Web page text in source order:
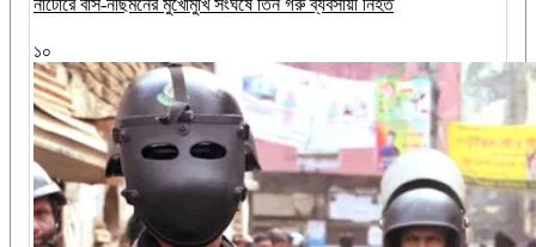
নাটোরে বাস-নছিমনের মুখোমুখি সংঘর্ষে তিন গরু ব্যবসায়ী নিহত
১০